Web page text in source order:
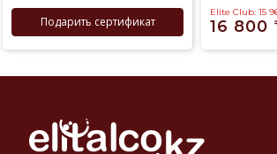
Подарить сертификат
Elite Club: 15
16 800